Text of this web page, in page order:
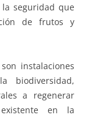
seguridad que
de frutos y
instalaciones
biodiversidad,
a regenerar
en la